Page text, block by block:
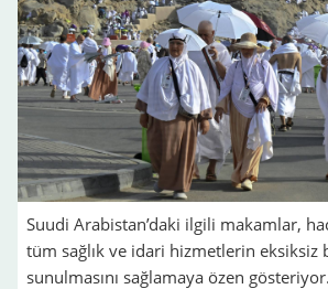
Suudi Arabistan’daki ilgili makamlar,
tüm sağlık ve idari hizmetlerin eksiksiz
sunulmasını sağlamaya özen